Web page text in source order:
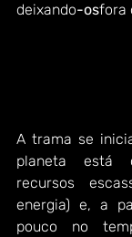
deixando-osfora
A trama se
planeta está
recursos
energia) e, a
pouco no